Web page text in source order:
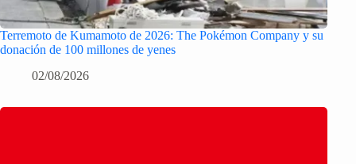
Terremoto de Kumamoto de 2026: The Pokémon Company y su
donación de 100 millones de yenes
02/08/2026